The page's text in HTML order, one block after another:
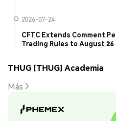
2026-07-24
CFTC Extends Comment
Trading Rules to August 26
THUG (THUG) Academia
Más